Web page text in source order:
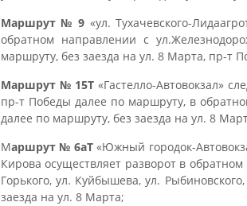
Маршрут № 9 «ул. Тухачевского-
обратном направлении с
маршруту, без заезда на ул. 8 Марта, пр-т
Маршрут № 15Т «Гастелло-Автовокзал»
пр-т Победы далее по маршруту, в
далее по маршруту, без заезда на ул. 8
Маршрут № 6аТ«Южный городок-
Кирова осуществляет разворот в
Горького, ул. Куйбышева, ул.
заезда на ул. 8 Марта;